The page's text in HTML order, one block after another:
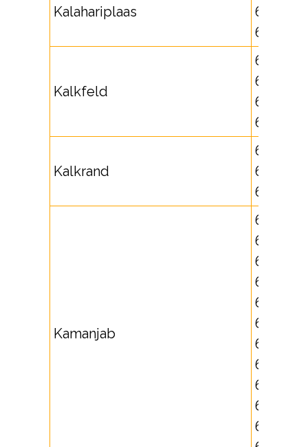
Kalahariplaas
631727,
632750
Kalkfeld
671747,
672900,
672901,
672902
Kalkrand
63264,
631728,
631729
Kamanjab
67330,
67334,
671748,
673326,
673327,
673328,
673329,
673331,
673336,
673337,
673338,